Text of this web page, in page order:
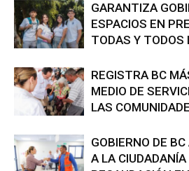
GARANTIZA
ESPACIOS EN
TODAS Y TODOS
REGISTRA BC
MEDIO DE
LAS
GOBIERNO DE
A LA